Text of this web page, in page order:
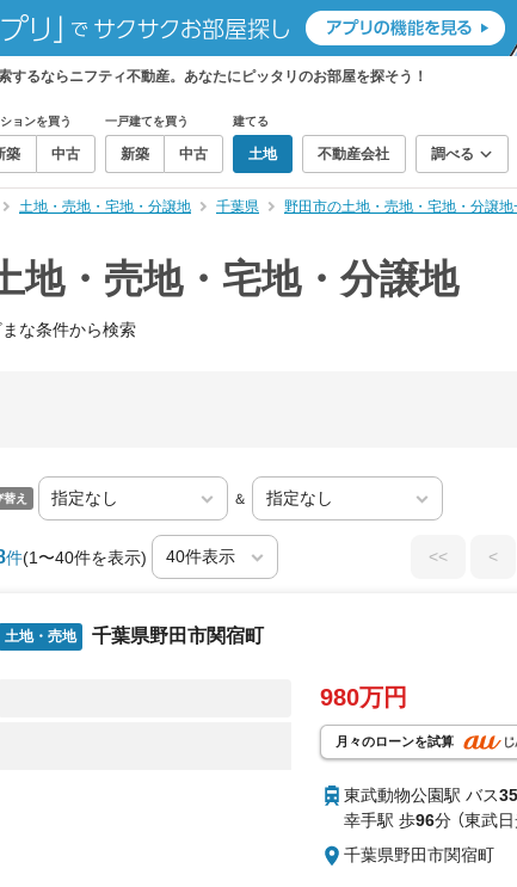
するならニフティ不動産。あなたにピッタリのお部屋を探そう！
ョンを買う
築 中古
一戸建てを買う
新築 中古
建てる
土地 不動産会社 調べる
土地・売地・宅地・分譲地 千葉県 野田市の土地・売地・宅地・分譲地
地・売地・宅地・分譲地
な条件から検索
え ＆
件(1〜40件を表示) << <
土地・売地 千葉県野田市関宿町
980万円
月々のローンを試算
東武動物公園駅 バス35
幸手駅 歩96分 （東武日
千葉県野田市関宿町